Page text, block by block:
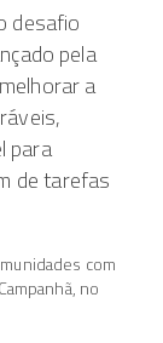
desafio
pela
a
para
de tarefas
com
no